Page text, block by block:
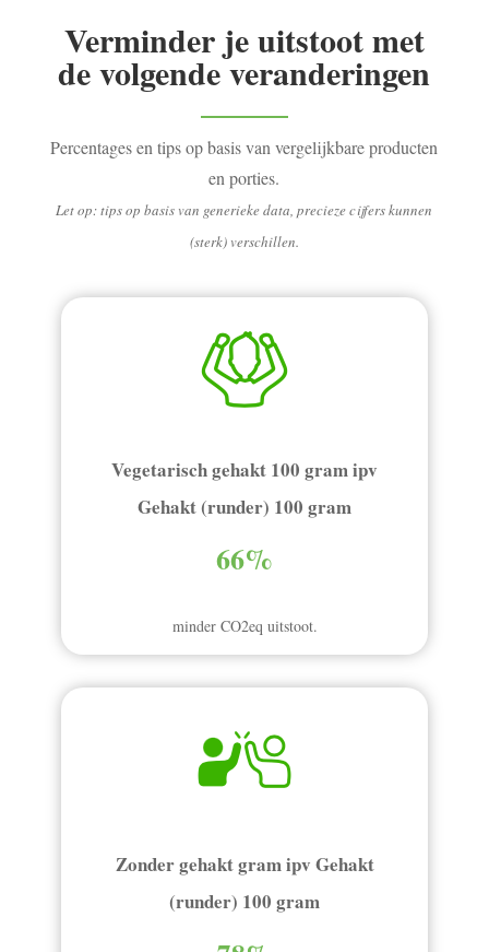
Verminder je uitstoot met
de volgende veranderingen
Percentages en tips op basis van vergelijkbare producten
en porties.
Let op: tips op basis van generieke data, precieze cijfers kunnen
(sterk) verschillen.
Vegetarisch gehakt 100 gram ipv
Gehakt (runder) 100 gram
66%
minder CO2eq uitstoot.
Zonder gehakt gram ipv Gehakt
(runder) 100 gram